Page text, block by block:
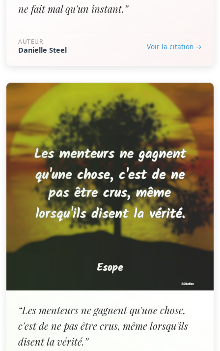
ne fait mal qu'un instant.”
AUTEUR
Danielle Steel Voir la citation →
“Les menteurs ne gagnent qu'une chose,
c'est de ne pas être crus, même lorsqu'ils
disent la vérité.”